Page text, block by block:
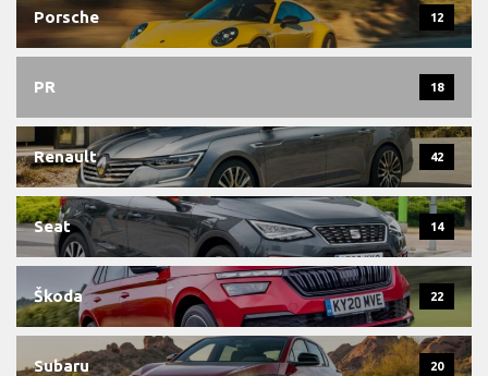
Porsche 12
PR 18
Renault 42
Seat 14
Škoda 22
Subaru 20